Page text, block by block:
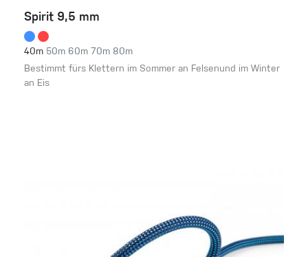
Spirit 9,5 mm
40m 50m 60m 70m 80m
Bestimmt fürs Klettern im Sommer an Felsenund im Winter
an Eis